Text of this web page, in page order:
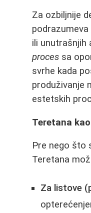
Za ozbiljnije
podrazumeva
ili unutrašnjih
proces sa
svrhe kada
produživanje
estetskih
Teretana
Pre nego što
Teretana
Za listove